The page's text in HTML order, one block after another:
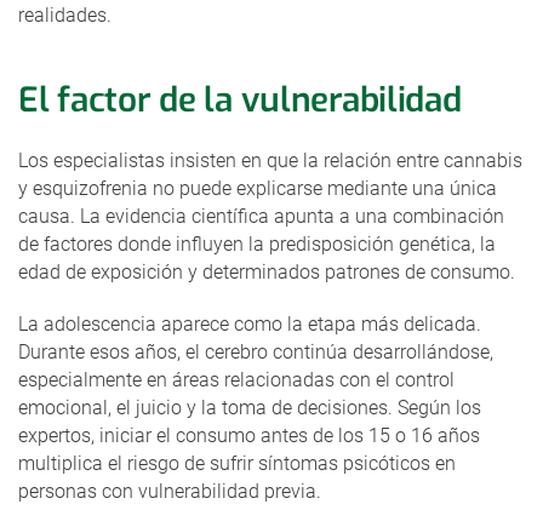
realidades.
El factor de la vulnerabilidad
Los especialistas insisten en que la relación entre cannabis
y esquizofrenia no puede explicarse mediante una única
causa. La evidencia científica apunta a una combinación
de factores donde influyen la predisposición genética, la
edad de exposición y determinados patrones de consumo.
La adolescencia aparece como la etapa más delicada.
Durante esos años, el cerebro continúa desarrollándose,
especialmente en áreas relacionadas con el control
emocional, el juicio y la toma de decisiones. Según los
expertos, iniciar el consumo antes de los 15 o 16 años
multiplica el riesgo de sufrir síntomas psicóticos en
personas con vulnerabilidad previa.